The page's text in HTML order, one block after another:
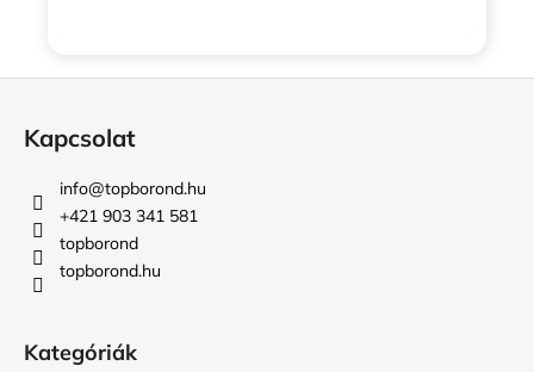
Kapcsolat
info@topborond.hu
+421 903 341 581
topborond
topborond.hu
Kategóriák